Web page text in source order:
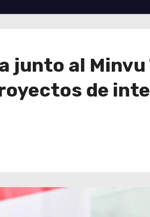
junto al Minvu
de